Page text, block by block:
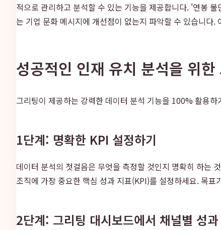
적으로 관리하고 분석할 수 있는 기능을 제공합니다. '연봉
는 기업 문화 메시지에 개선점이 없는지 파악할 수 있습니다.
성공적인 인재 유치 분석을 위한
그리팅이 제공하는 강력한 데이터 분석 기능을 100% 활용
1단계: 명확한 KPI 설정하기
데이터 분석의 첫걸음은 무엇을 측정할 것인지 명확히 하
조직에 가장 중요한 핵심 성과 지표(KPI)를 설정하세요. 목
2단계: 그리팅 대시보드에서 채널별 성